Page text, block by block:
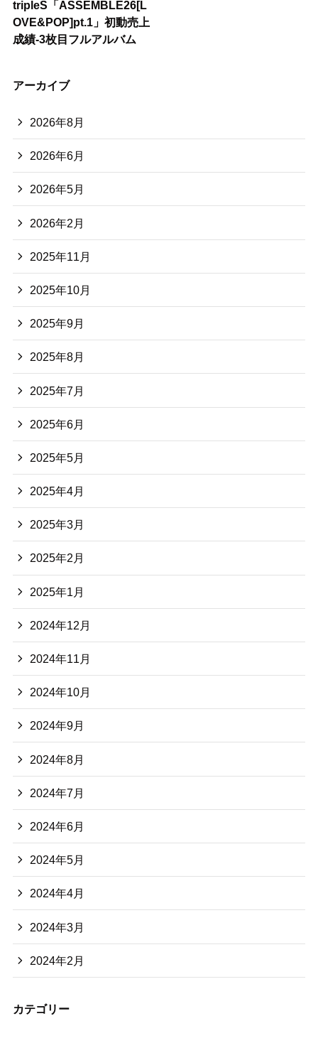
tripleS「ASSEMBLE26[L
OVE&POP]pt.1」初動売上
成績-3枚目フルアルバム
アーカイブ
2026年8月
2026年6月
2026年5月
2026年2月
2025年11月
2025年10月
2025年9月
2025年8月
2025年7月
2025年6月
2025年5月
2025年4月
2025年3月
2025年2月
2025年1月
2024年12月
2024年11月
2024年10月
2024年9月
2024年8月
2024年7月
2024年6月
2024年5月
2024年4月
2024年3月
2024年2月
カテゴリー